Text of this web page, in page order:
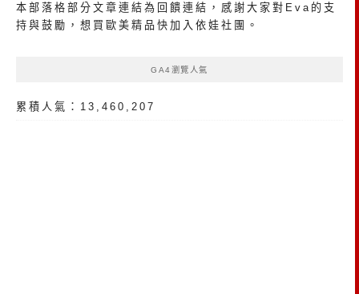
本部落格部分文章連結為回饋連結，感謝大家對Eva的支
持與鼓勵，想買歐美精品 快加入依娃社團 。
GA4瀏覽人氣
累積人氣：13,460,207